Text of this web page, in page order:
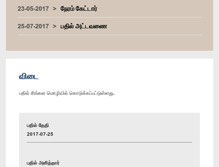
23-05-2017
நேரம் கேட்டார்
25-07-2017
பதில் அட்டவணை
விடை
பதில் சிங்கள மொழியில் கொடுக்கப்பட்டுள்ளது.
பதில் தேதி
2017-07-25
பதில் அளித்தார்